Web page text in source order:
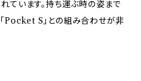
ています。持ち運ぶ時の姿まで
Pocket S」との組み合わせが非